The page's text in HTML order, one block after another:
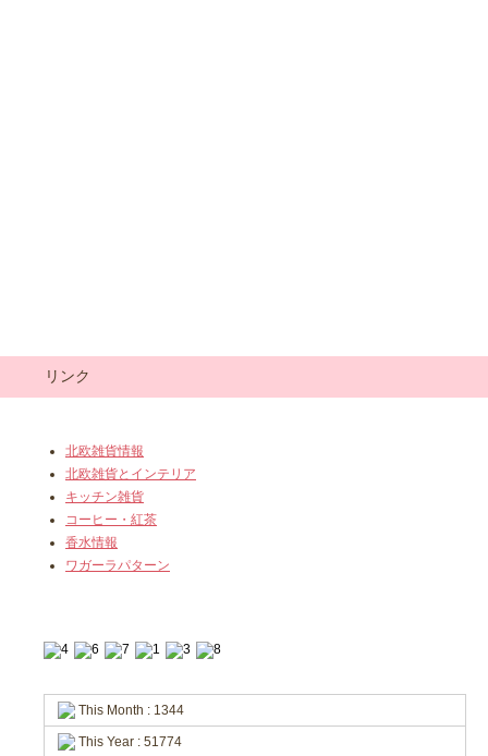
リンク
北欧雑貨情報
北欧雑貨とインテリア
キッチン雑貨
コーヒー・紅茶
香水情報
ワガーラパターン
This Month : 1344
This Year : 51774